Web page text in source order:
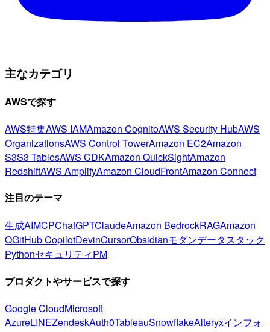
主なカテゴリ
AWSで探す
AWS特集AWS IAMAmazon CognitoAWS Security HubAWS
OrganizationsAWS Control TowerAmazon EC2Amazon
S3S3 TablesAWS CDKAmazon QuickSightAmazon
RedshiftAWS AmplifyAmazon CloudFrontAmazon Connect
注目のテーマ
生成AIMCPChatGPTClaudeAmazon BedrockRAGAmazon
QGitHub CopilotDevinCursorObsidianモダンデータスタック
PythonセキュリティPM
プロダクトやサービスで探す
Google CloudMicrosoft
AzureLINEZendeskAuth0TableauSnowflakeAlteryxインフォ